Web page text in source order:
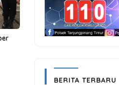
BERITA TERBARU